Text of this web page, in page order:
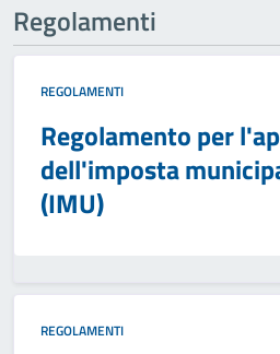
Regolamenti
REGOLAMENTI
Regolamento per
dell'imposta
(IMU)
REGOLAMENTI